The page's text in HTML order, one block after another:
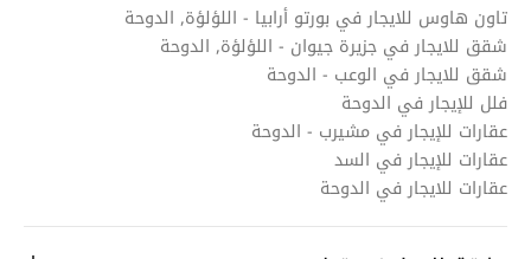
تاون هاوس للايجار في بورتو أرابيا - اللؤلؤة, الدوحة
شقق للايجار في جزيرة جيوان - اللؤلؤة, الدوحة
شقق للايجار في الوعب - الدوحة
فلل للإيجار في الدوحة
عقارات للإيجار في مشيرب - الدوحة
عقارات للإيجار في السد
عقارات للايجار في الدوحة